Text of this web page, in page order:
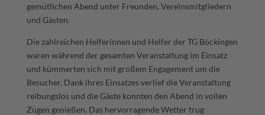
gemütlichen Abend unter Freunden, Vereinsmitgliedern
und Gästen.
Die zahlreichen Helferinnen und Helfer der TG Böckingen
waren während der gesamten Veranstaltung im Einsatz
und kümmerten sich mit großem Engagement um die
Besucher. Dank ihres Einsatzes verlief die Veranstaltung
reibungslos und die Gäste konnten den Abend in vollen
Zügen genießen. Das hervorragende Wetter trug